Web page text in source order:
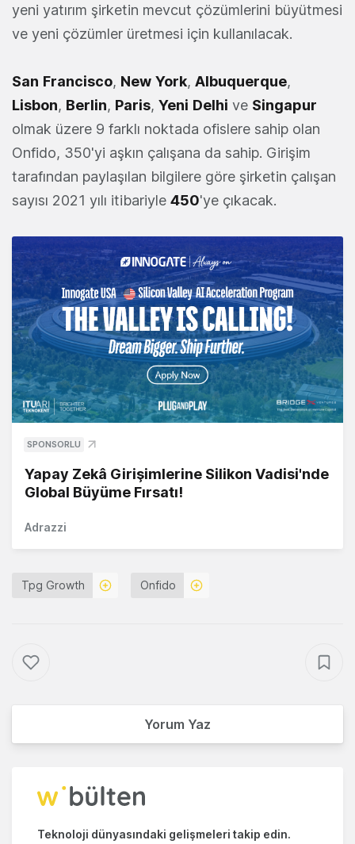
yeni yatırım şirketin mevcut çözümlerini büyütmesi
ve yeni çözümler üretmesi için kullanılacak.
San Francisco, New York, Albuquerque,
Lisbon, Berlin, Paris, Yeni Delhi ve Singapur
olmak üzere 9 farklı noktada ofislere sahip olan
Onfido, 350'yi aşkın çalışana da sahip. Girişim
tarafından paylaşılan bilgilere göre şirketin çalışan
sayısı 2021 yılı itibariyle 450'ye çıkacak.
SPONSORLU
Yapay Zekâ Girişimlerine Silikon Vadisi'nde
Global Büyüme Fırsatı!
Adrazzi
Tpg Growth Onfido
Yorum Yaz
Teknoloji dünyasındaki gelişmeleri takip edin.